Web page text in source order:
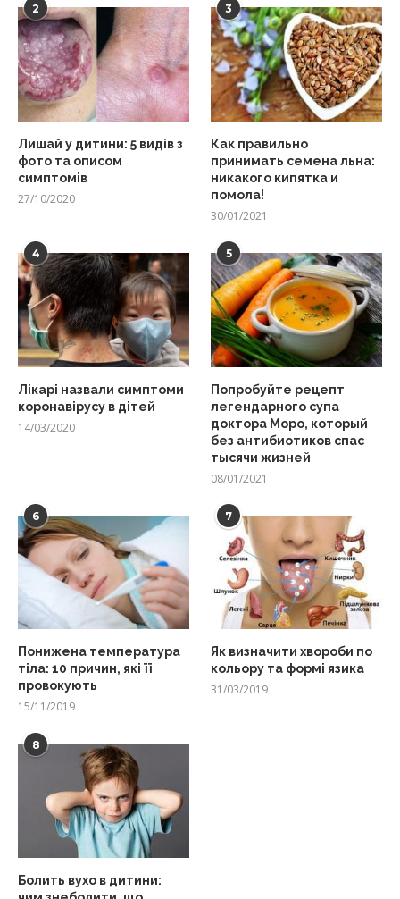
2
Лишай у дитини: 5 видів з
фото та описом
симптомів
27/10/2020
3
Как правильно
принимать семена льна:
никакого кипятка и
помола!
30/01/2021
4
Лікарі назвали симптоми
коронавірусу в дітей
14/03/2020
5
Попробуйте рецепт
легендарного супа
доктора Моро, который
без антибиотиков спас
тысячи жизней
08/01/2021
6
Понижена температура
тіла: 10 причин, які її
провокують
15/11/2019
7
Як визначити хвороби по
кольору та формі язика
31/03/2019
8
Болить вухо в дитини: